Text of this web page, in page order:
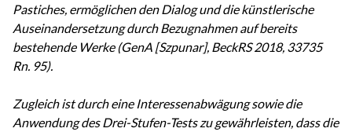
Pastiches, ermöglichen den Dialog und die künstlerische
Auseinandersetzung durch Bezugnahmen auf bereits
bestehende Werke (GenA [Szpunar], BeckRS 2018, 33735
Rn. 95).
Zugleich ist durch eine Interessenabwägung sowie die
Anwendung des Drei-Stufen-Tests zu gewährleisten, dass die